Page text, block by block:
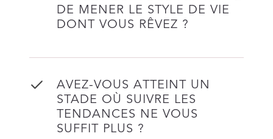
DE MENER LE STYLE DE VIE
DONT VOUS RÊVEZ ?
AVEZ-VOUS ATTEINT UN
STADE OÙ SUIVRE LES
TENDANCES NE VOUS
SUFFIT PLUS ?